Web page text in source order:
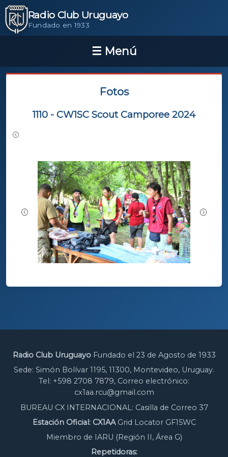
Radio Club Uruguayo
Fundado en 1933
Fotos
1110 - CW1SC Scout Camporee 2024
Radio Club UruguayoFundado el 23 de Agosto de 1933
Sede: Simón Bolívar 1195, 11300, Montevideo, Uruguay.
Tel: +598 2708 7879, Correo electrónico:
cx1aa.rcu@gmail.com
BUREAU CX INTERNACIONAL: Casilla de Correo 37
Estación Oficial: CX1AAGrid Locator GF15WC
Miembro de IARU (Región II, Área G)
Repetidoras: